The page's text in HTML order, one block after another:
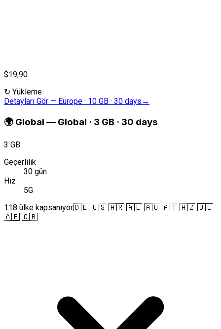
$19,90
↻ Yükleme
Detayları Gör — Europe · 10 GB · 30 days →
🌍 Global — Global · 3 GB · 30 days
3 GB
Geçerlilik
30 gün
Hız
5G
118 ülke kapsanıyor🇩🇪 🇺🇸 🇦🇷 🇦🇱 🇦🇺 🇦🇹 🇦🇿 🇧🇪
🇦🇪 🇬🇧